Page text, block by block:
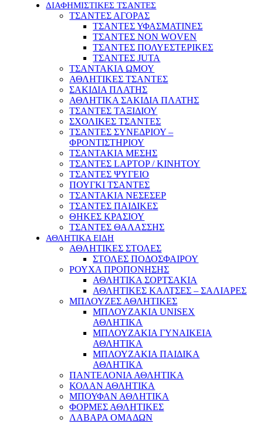
ΔΙΑΦΗΜΙΣΤΙΚΕΣ ΤΣΑΝΤΕΣ
ΤΣΑΝΤΕΣ ΑΓΟΡΑΣ
ΤΣΑΝΤΕΣ ΥΦΑΣΜΑΤΙΝΕΣ
ΤΣΑΝΤΕΣ NON WOVEN
ΤΣΑΝΤΕΣ ΠΟΛΥΕΣΤΕΡΙΚΕΣ
ΤΣΑΝΤΕΣ JUTA
ΤΣΑΝΤΑΚΙΑ ΩΜΟΥ
ΑΘΛΗΤΙΚΕΣ ΤΣΑΝΤΕΣ
ΣΑΚΙΔΙΑ ΠΛΑΤΗΣ
ΑΘΛΗΤΙΚΑ ΣΑΚΙΔΙΑ ΠΛΑΤΗΣ
ΤΣΑΝΤΕΣ ΤΑΞΙΔΙΟΥ
ΣΧΟΛΙΚΕΣ ΤΣΑΝΤΕΣ
ΤΣΑΝΤΕΣ ΣΥΝΕΔΡΙΟΥ –
ΦΡΟΝΤΙΣΤΗΡΙΟΥ
ΤΣΑΝΤΑΚΙΑ ΜΕΣΗΣ
ΤΣΑΝΤΕΣ LAPTOP / ΚΙΝΗΤΟΥ
ΤΣΑΝΤΕΣ ΨΥΓΕΙΟ
ΠΟΥΓΚΙ ΤΣΑΝΤΕΣ
ΤΣΑΝΤΑΚΙΑ ΝΕΣΕΣΕΡ
ΤΣΑΝΤΕΣ ΠΑΙΔΙΚΕΣ
ΘΗΚΕΣ ΚΡΑΣΙΟΥ
ΤΣΑΝΤΕΣ ΘΑΛΑΣΣΗΣ
ΑΘΛΗΤΙΚΑ ΕΙΔΗ
ΑΘΛΗΤΙΚΕΣ ΣΤΟΛΕΣ
ΣΤΟΛΕΣ ΠΟΔΟΣΦΑΙΡΟΥ
ΡΟΥΧΑ ΠΡΟΠΟΝΗΣΗΣ
ΑΘΛΗΤΙΚΑ ΣΟΡΤΣΑΚΙΑ
ΑΘΛΗΤΙΚΕΣ ΚΑΛΤΣΕΣ – ΣΑΛΙΑΡΕΣ
ΜΠΛΟΥΖΕΣ ΑΘΛΗΤΙΚΕΣ
ΜΠΛΟΥΖΑΚΙΑ UNISEX
ΑΘΛΗΤΙΚΑ
ΜΠΛΟΥΖΑΚΙΑ ΓΥΝΑΙΚΕΙΑ
ΑΘΛΗΤΙΚΑ
ΜΠΛΟΥΖΑΚΙΑ ΠΑΙΔΙΚΑ
ΑΘΛΗΤΙΚΑ
ΠΑΝΤΕΛΟΝΙΑ ΑΘΛΗΤΙΚΑ
ΚΟΛΑΝ ΑΘΛΗΤΙΚΑ
ΜΠΟΥΦΑΝ ΑΘΛΗΤΙΚΑ
ΦΟΡΜΕΣ ΑΘΛΗΤΙΚΕΣ
ΛΑΒΑΡΑ ΟΜΑΔΩΝ